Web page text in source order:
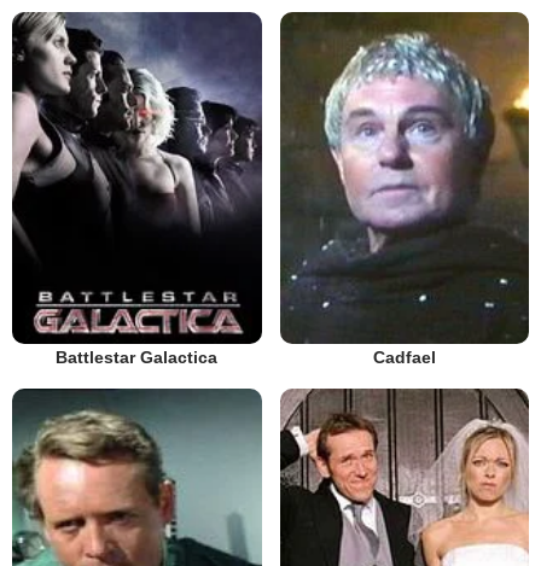
Battlestar Galactica Cadfael